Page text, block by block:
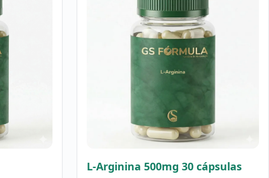
L-Arginina 500mg 30 cápsulas